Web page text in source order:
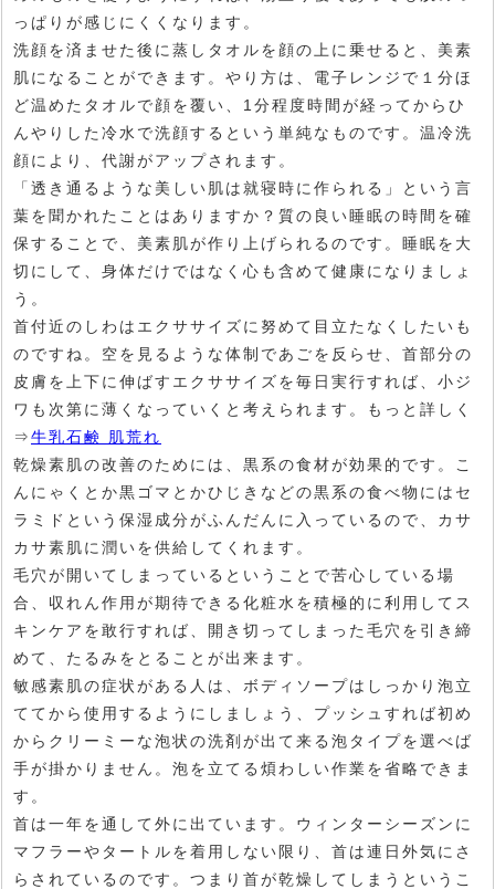
っぱりが感じにくくなります。
洗顔を済ませた後に蒸しタオルを顔の上に乗せると、美素
肌になることができます。やり方は、電子レンジで１分ほ
ど温めたタオルで顔を覆い、1分程度時間が経ってからひ
んやりした冷水で洗顔するという単純なものです。温冷洗
顔により、代謝がアップされます。
「透き通るような美しい肌は就寝時に作られる」という言
葉を聞かれたことはありますか？質の良い睡眠の時間を確
保することで、美素肌が作り上げられるのです。睡眠を大
切にして、身体だけではなく心も含めて健康になりましょ
う。
首付近のしわはエクササイズに努めて目立たなくしたいも
のですね。空を見るような体制であごを反らせ、首部分の
皮膚を上下に伸ばすエクササイズを毎日実行すれば、小ジ
ワも次第に薄くなっていくと考えられます。もっと詳しく
⇒牛乳石鹸 肌荒れ
乾燥素肌の改善のためには、黒系の食材が効果的です。こ
んにゃくとか黒ゴマとかひじきなどの黒系の食べ物にはセ
ラミドという保湿成分がふんだんに入っているので、カサ
カサ素肌に潤いを供給してくれます。
毛穴が開いてしまっているということで苦心している場
合、収れん作用が期待できる化粧水を積極的に利用してス
キンケアを敢行すれば、開き切ってしまった毛穴を引き締
めて、たるみをとることが出来ます。
敏感素肌の症状がある人は、ボディソープはしっかり泡立
ててから使用するようにしましょう、プッシュすれば初め
からクリーミーな泡状の洗剤が出て来る泡タイプを選べば
手が掛かりません。泡を立てる煩わしい作業を省略できま
す。
首は一年を通して外に出ています。ウィンターシーズンに
マフラーやタートルを着用しない限り、首は連日外気にさ
らされているのです。つまり首が乾燥してしまうというこ